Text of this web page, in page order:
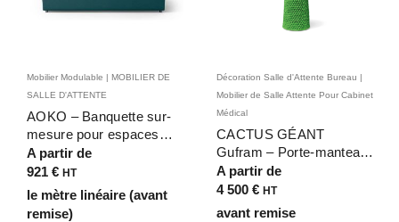
Mobilier Modulable | MOBILIER DE
SALLE D'ATTENTE
AOKO – Banquette sur-
mesure pour espaces
d’accueil, coworking ou
restaurants
A partir de
921 € HT
le mètre linéaire (avant
remise)
Décoration Salle d'Attente Bureau |
Mobilier de Salle Attente Pour Cabinet
Médical
CACTUS GÉANT
Gufram – Porte-manteau
iconique & sculpture Pop
Art intérieure/extérieure
A partir de
4 500 € HT
avant remise